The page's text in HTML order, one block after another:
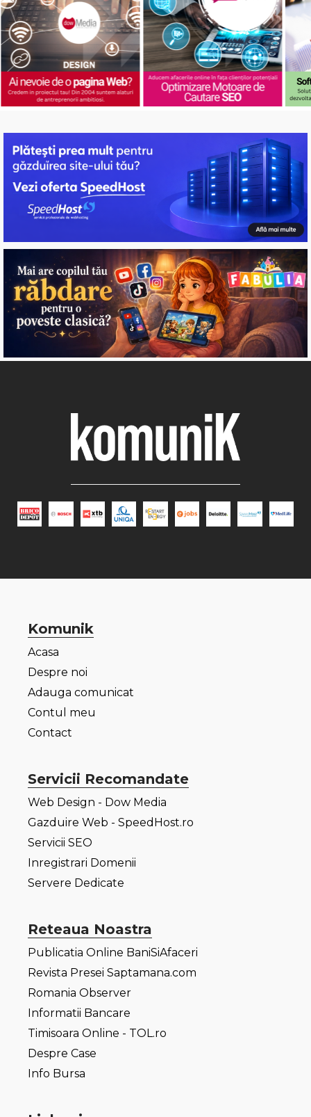
Komunik
Acasa
Despre noi
Adauga comunicat
Contul meu
Contact
Servicii Recomandate
Web Design - Dow Media
Gazduire Web - SpeedHost.ro
Servicii SEO
Inregistrari Domenii
Servere Dedicate
Reteaua Noastra
Publicatia Online BaniSiAfaceri
Revista Presei Saptamana.com
Romania Observer
Informatii Bancare
Timisoara Online - TOL.ro
Despre Case
Info Bursa